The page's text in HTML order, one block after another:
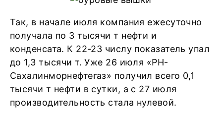
Так, в начале июля компания ежесуточно
получала по 3 тысячи т нефти и
конденсата. К 22-23 числу показатель упал
до 1,3 тысячи т. Уже 26 июля «РН-
Сахалинморнефтегаз» получил всего 0,1
тысячи т нефти в сутки, а с 27 июля
производительность стала нулевой.